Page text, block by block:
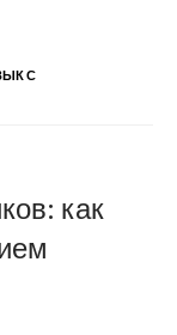
С
как